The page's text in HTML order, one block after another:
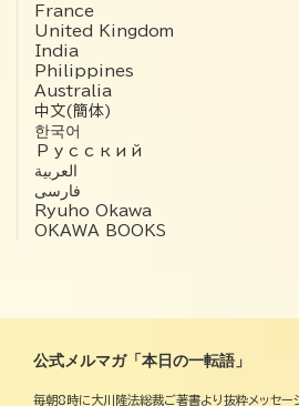
France
United Kingdom
India
Philippines
Australia
中文(簡体)
한국어
Русский
العربية‏
فارسی
Ryuho Okawa
OKAWA BOOKS
公式メルマガ「本日の一転語」
毎朝8時に大川隆法総裁ご著書より抜粋メッセー